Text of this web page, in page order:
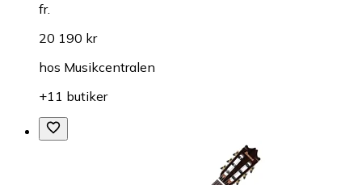
fr.
20 190 kr
hos Musikcentralen
+11 butiker